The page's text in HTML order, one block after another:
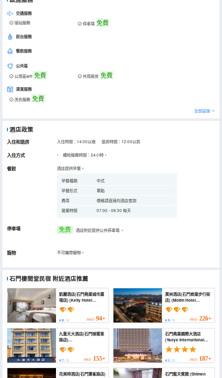
交通服務
接站服務 停車場 免費
前台服務
餐飲服務
公共區
公用區wifi 免費 共用廚房 免費
清潔服務
洗衣服務 免費
全部設施
酒店政策
入住和退房 入住時間：14:00以後 退房時間：12:00以前
入住方式 櫃枱服務時間：24小時。
餐飲 酒店提供早餐。
早餐種類
中式
早餐形式
單點
費用
價格請直接向酒店查詢
營業時間
07:00 - 08:30 每天
停車場 免费 酒店附近提供公共停車場 。
寵物 不可攜帶寵物。
石門棲間堂民宿 附近酒店推薦
凱麗酒店(石門堯業城市廣
場店) (Kelly Hotel
(Shimen Yaoye Urban
Plaza Branch))
4.8 / 5 HKD 94+
莫林酒店(石門商業步行街
店) (Molim Hotel
(Shimen Commercial
Pedestrian Street
Branch))
4.9/ 5 HKD 226+
九重天大酒店(石門梯雲東
路店)
(jiuchongtian.hotel)
4.7 / 5 HKD 155+
石門堯業國際大酒店
(Yaoye International
Hotel)
4.1/ 5 HKD 187+
花美時酒店(石門寶峯路店)
石門藍天賓館 (Shimen